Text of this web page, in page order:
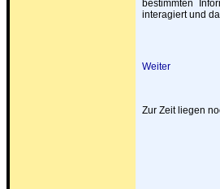
bestimmten
interagiert und
Weiter
Zur Zeit liegen